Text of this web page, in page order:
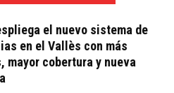
el nuevo sistema de
en el Vallès con más
mayor cobertura y nueva